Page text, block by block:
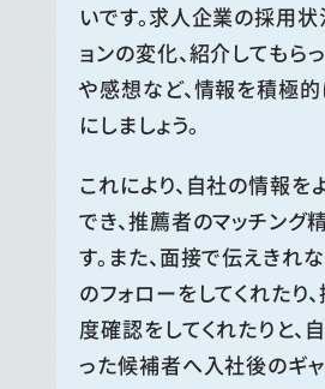
いです。求人企業の採用
ョンの変化、紹介してもら
や感想など、情報を積極
にしましょう。
これにより、自社の情報を
でき、推薦者のマッチング
す。また、面接で伝えきれ
のフォローをしてくれたり
度確認をしてくれたりと、
った候補者へ入社後のギ